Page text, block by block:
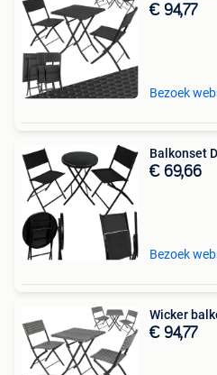
€ 94,77
Bezoek
Balkonset
€ 69,66
Bezoek
Wicker
€ 94,77